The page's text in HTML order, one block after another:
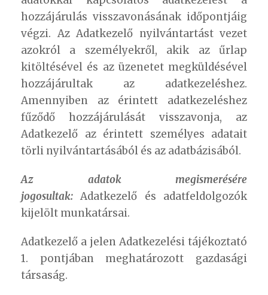
hozzájárulás visszavonásának időpontjáig
végzi. Az Adatkezelő nyilvántartást vezet
azokról a személyekről, akik az űrlap
kitöltésével és az üzenetet megküldésével
hozzájárultak az adatkezeléshez.
Amennyiben az érintett adatkezeléshez
fűződő hozzájárulását visszavonja, az
Adatkezelő az érintett személyes adatait
törli nyilvántartásából és az adatbázisából.
Az adatok megismerésére
jogosultak:Adatkezelő és adatfeldolgozók
kijelölt munkatársai.
Adatkezelő a jelen Adatkezelési tájékoztató
1. pontjában meghatározott gazdasági
társaság.